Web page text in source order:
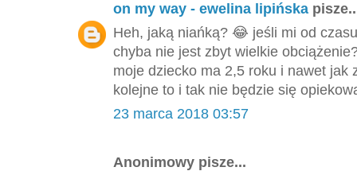
on my way - ewelina lipińska
Heh, jaką niańką? 😂 jeśli mi od
chyba nie jest zbyt wielkie
moje dziecko ma 2,5 roku i nawet jak
kolejne to i tak nie będzie się
23 marca 2018 03:57
Anonimowy pisze...